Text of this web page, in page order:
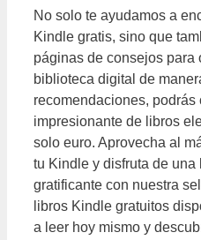
No solo te ayudamos a
Kindle gratis, sino que
páginas de consejos para
biblioteca digital de
recomendaciones, podrás
impresionante de libros
solo euro. Aprovecha al
tu Kindle y disfruta de
gratificante con nuestra
libros Kindle gratuitos
a leer hoy mismo y